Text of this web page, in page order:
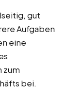
gut
Aufgaben
eine
zum
bei.